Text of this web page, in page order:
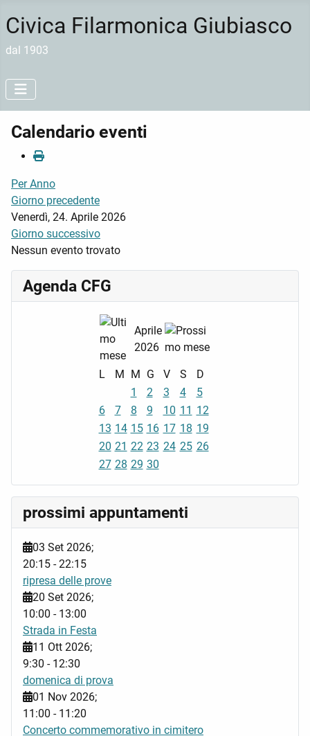
Civica Filarmonica Giubiasco
dal 1903
Calendario eventi
Per Anno
Giorno precedente
Venerdì, 24. Aprile 2026
Giorno successivo
Nessun evento trovato
Agenda CFG
Aprile
2026
L M M G V S
D
1
2 3 4
5
6
7 8 9 10 11 12
13 14 15 16 17 18 19
20 21 22 23 24 25 26
27 28 29 30
prossimi appuntamenti
03 Set 2026;
20:15 -22:15
ripresa delle prove
20 Set 2026;
10:00 - 13:00
Strada in Festa
11 Ott 2026;
9:30 - 12:30
domenica di prova
01 Nov 2026;
11:00 - 11:20
Concerto commemorativo in cimitero